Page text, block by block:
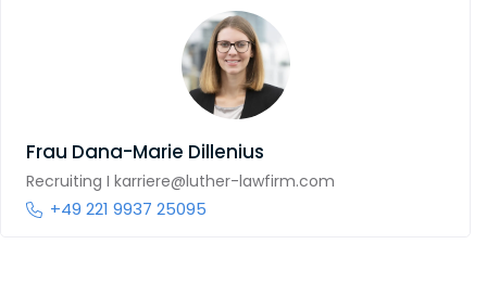
Frau Dana-Marie Dillenius
Recruiting I karriere@luther-lawfirm.com
+49 221 9937 25095